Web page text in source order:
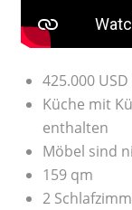
425.000
Küche mit
enthalten
Möbel sind
159 qm
2